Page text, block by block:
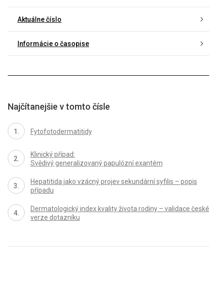
Aktuálne číslo
Informácie o časopise
Najčítanejšie v tomto čísle
Fytofotodermatitidy
Klinický případ:
Svědivý generalizovaný papulózní exantém
Hepatitida jako vzácný projev sekundární syfilis – popis
případu
Dermatologický index kvality života rodiny – validace české
verze dotazníku